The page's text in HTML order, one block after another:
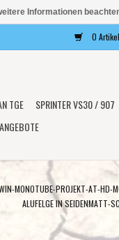
0
TGE SPRINTER VS30 / 907
MONOTUBE-PROJEKT-AT-HD-
ALUFELGE IN SEIDENMATT-
Informationen